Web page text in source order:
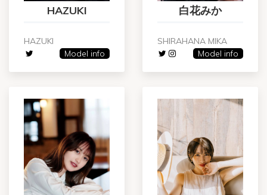
HAZUKI
HAZUKI
Model info
白花みか
SHIRAHANA MIKA
Model info